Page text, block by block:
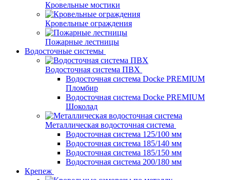
Кровельные мостики
Кровельные ограждения
Пожарные лестницы
Водосточные системы
Водосточная система ПВХ
Водосточная система Docke PREMIUM
Пломбир
Водосточная система Docke PREMIUM
Шоколад
Металлическая водосточная система
Водосточная система 125/100 мм
Водосточная система 185/140 мм
Водосточная система 185/150 мм
Водосточная система 200/180 мм
Крепеж